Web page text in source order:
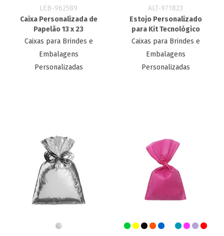
LEB-962589
Caixa Personalizada de
Papelão 13 x 23
Caixas para Brindes e
Embalagens
Personalizadas
ALT-971823
Estojo Personalizado
para Kit Tecnológico
Caixas para Brindes e
Embalagens
Personalizadas